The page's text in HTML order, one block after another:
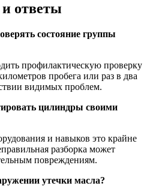
ответы
состояние группы
профилактическую проверку
пробега или раз в два
видимых проблем.
цилиндры своими
и навыков это крайне
разборка может
повреждениям.
утечки масла?